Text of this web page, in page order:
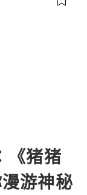
《猪猪
游神秘